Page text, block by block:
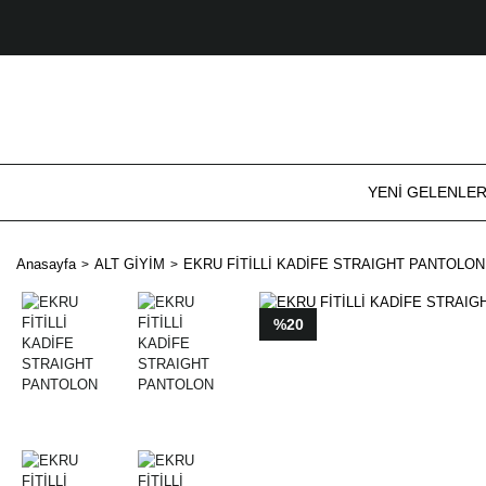
YENİ GELENLER
Anasayfa ALT GİYİM EKRU FİTİLLİ KADİFE STRAIGHT PANTOLON
%20